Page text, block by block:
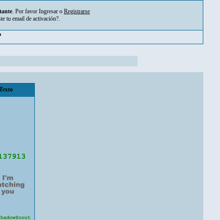
. Por favor Ingresar o Registrarse
tu email de activación?.